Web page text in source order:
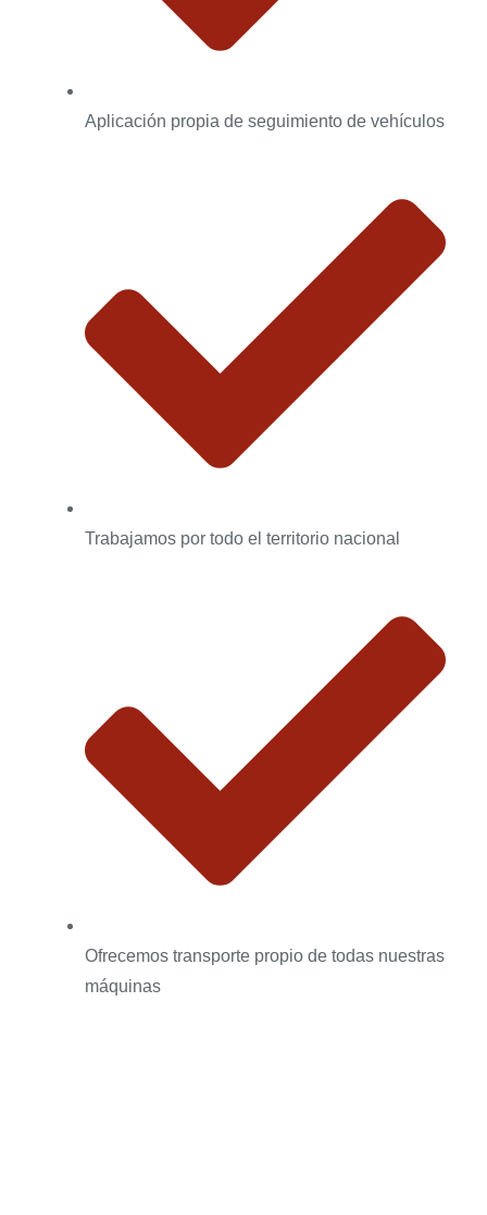
Aplicación propia de seguimiento de vehículos
Trabajamos por todo el territorio nacional
Ofrecemos transporte propio de todas nuestras
máquinas